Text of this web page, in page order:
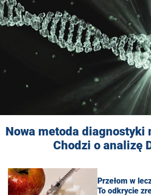
Nowa metoda diagnostyki
Chodzi o analizę
Przełom w
To odkrycie